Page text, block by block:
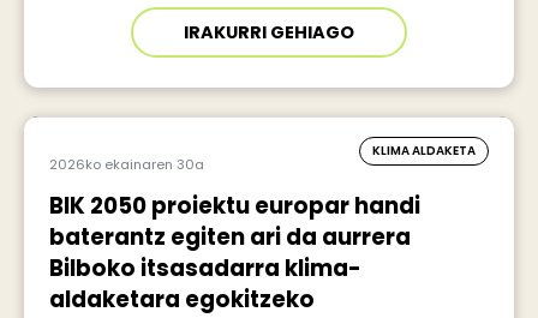
IRAKURRI GEHIAGO
2026ko ekainaren 30a
KLIMA ALDAKETA
BIK 2050 proiektu europar handi
baterantz egiten ari da aurrera
Bilboko itsasadarra klima-
aldaketara egokitzeko